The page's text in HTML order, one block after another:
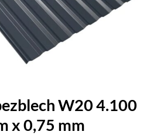
W20 4.100
x 0,75 mm